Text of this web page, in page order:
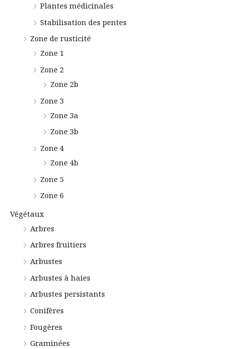
Plantes médicinales
Stabilisation des pentes
Zone de rusticité
Zone 1
Zone 2
Zone 2b
Zone 3
Zone 3a
Zone 3b
Zone 4
Zone 4b
Zone 5
Zone 6
Végétaux
Arbres
Arbres fruitiers
Arbustes
Arbustes à haies
Arbustes persistants
Conifères
Fougères
Graminées